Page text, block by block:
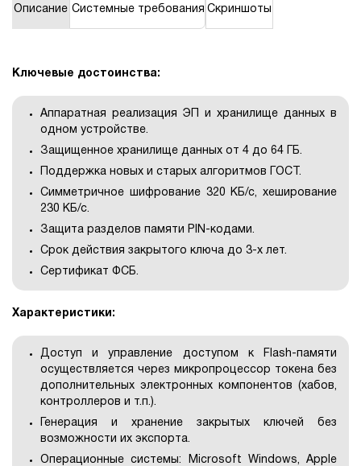
Описание Системные требования Скриншоты
Ключевые достоинства:
Аппаратная реализация ЭП и хранилище данных в
одном устройстве.
Защищенное хранилище данных от 4 до 64 ГБ.
Поддержка новых и старых алгоритмов ГОСТ.
Симметричное шифрование 320 КБ/с, хеширование
230 КБ/с.
Защита разделов памяти PIN-кодами.
Срок действия закрытого ключа до 3-х лет.
Сертификат ФСБ.
Характеристики:
Доступ и управление доступом к Flash-памяти
осуществляется через микропроцессор токена без
дополнительных электронных компонентов (хабов,
контроллеров и т.п.).
Генерация и хранение закрытых ключей без
возможности их экспорта.
Операционные системы: Microsoft Windows, Apple